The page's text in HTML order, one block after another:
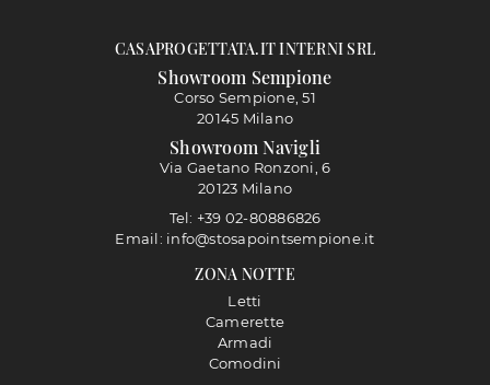
ZONA NOTTE
Letti
Camerette
Armadi
Comodini
CASAPROGETTATA.IT INTERNI SRL
Showroom Sempione
Corso Sempione, 51
20145 Milano
Showroom Navigli
Via Gaetano Ronzoni, 6
20123 Milano
Tel: +39 02-80886826
Email: info@stosapointsempione.it